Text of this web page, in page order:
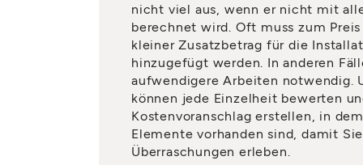
nicht viel aus, wenn er nicht mit
berechnet wird. Oft muss zum
kleiner Zusatzbetrag für die
hinzugefügt werden. In anderen
aufwendigere Arbeiten notwendig.
können jede Einzelheit bewerten
Kostenvoranschlag erstellen, in
Elemente vorhanden sind, damit
Überraschungen erleben.